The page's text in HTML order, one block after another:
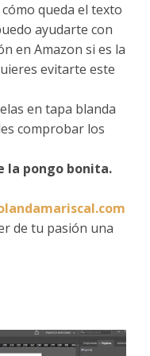
queda el texto
ayudarte con
en Amazon si es la
evitarte este
en tapa blanda
comprobar los
la pongo bonita.
de tu pasión una